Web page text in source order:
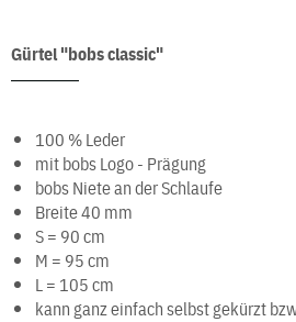
Gürtel "bobs classic"
100 % Leder
mit bobs Logo - Prägung
bobs Niete an der Schlaufe
Breite 40 mm
S = 90 cm
M = 95 cm
L = 105 cm
kann ganz einfach selbst gekürzt